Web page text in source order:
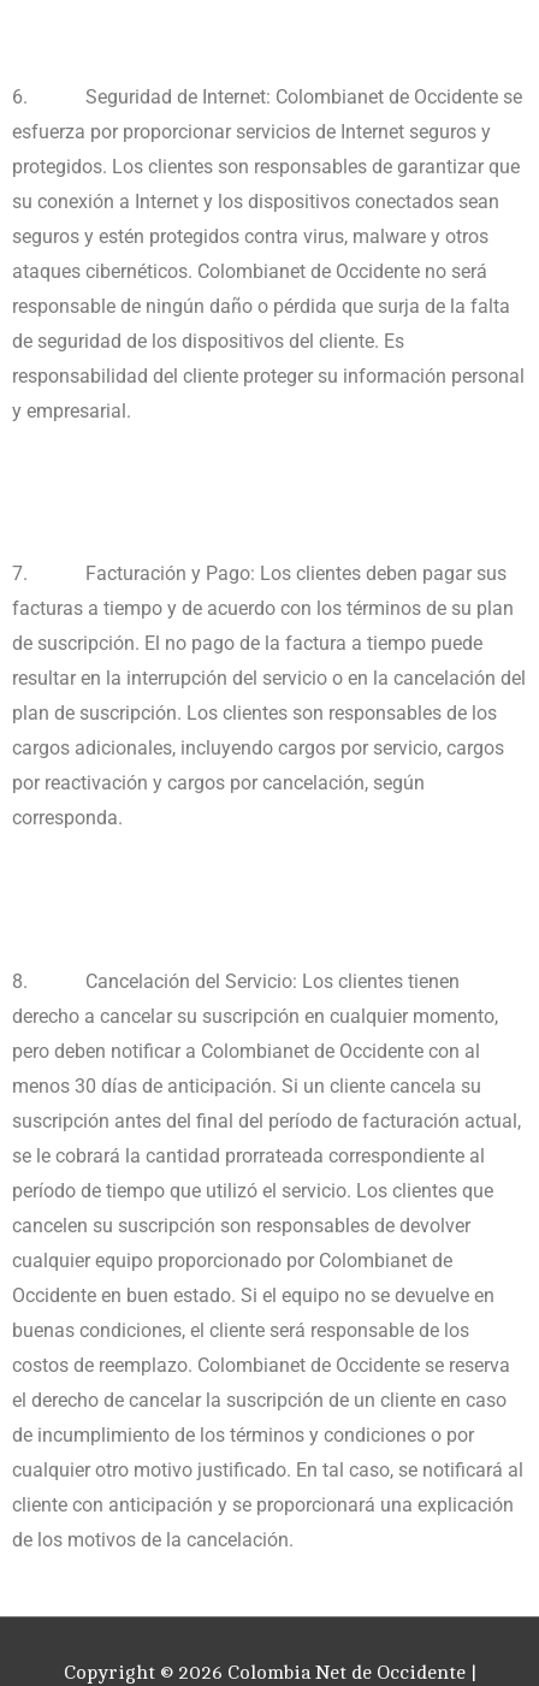
6.
Seguridad de Internet: Colombianet de Occidente se
esfuerza por proporcionar servicios de Internet seguros y
protegidos. Los clientes son responsables de garantizar que
su conexión a Internet y los dispositivos conectados sean
seguros y estén protegidos contra virus, malware y otros
ataques cibernéticos. Colombianet de Occidente no será
responsable de ningún daño o pérdida que surja de la falta
de seguridad de los dispositivos del cliente. Es
responsabilidad del cliente proteger su información personal
y empresarial.
7.
Facturación y Pago: Los clientes deben pagar sus
facturas a tiempo y de acuerdo con los términos de su plan
de suscripción. El no pago de la factura a tiempo puede
resultar en la interrupción del servicio o en la cancelación del
plan de suscripción. Los clientes son responsables de los
cargos adicionales, incluyendo cargos por servicio, cargos
por reactivación y cargos por cancelación, según
corresponda.
8.
Cancelación del Servicio: Los clientes tienen
derecho a cancelar su suscripción en cualquier momento,
pero deben notificar a Colombianet de Occidente con al
menos 30 días de anticipación. Si un cliente cancela su
suscripción antes del final del período de facturación actual,
se le cobrará la cantidad prorrateada correspondiente al
período de tiempo que utilizó el servicio. Los clientes que
cancelen su suscripción son responsables de devolver
cualquier equipo proporcionado por Colombianet de
Occidente en buen estado. Si el equipo no se devuelve en
buenas condiciones, el cliente será responsable de los
costos de reemplazo. Colombianet de Occidente se reserva
el derecho de cancelar la suscripción de un cliente en caso
de incumplimiento de los términos y condiciones o por
cualquier otro motivo justificado. En tal caso, se notificará al
cliente con anticipación y se proporcionará una explicación
de los motivos de la cancelación.
Copyright © 2026 Colombia Net de Occidente|